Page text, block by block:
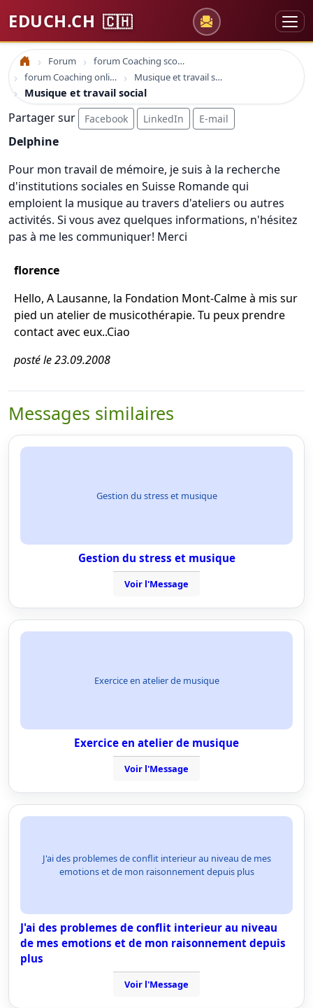
EDUCH.CH 🇨🇭
Accueil Forum
forum Coaching scolaire
forum Coaching online formation professionelle emploi education
Musique et travail social
Musique et travail social
Partager sur Facebook LinkedIn E-mail
Delphine
Pour mon travail de mémoire, je suis à la recherche
d'institutions sociales en Suisse Romande qui
emploient la musique au travers d'ateliers ou autres
activités. Si vous avez quelques informations, n'hésitez
pas à me les communiquer! Merci
florence
Hello, A Lausanne, la Fondation Mont-Calme à mis sur
pied un atelier de musicothérapie. Tu peux prendre
contact avec eux..Ciao
posté le 23.09.2008
Messages similaires
Gestion du stress et musique
Gestion du stress et musique
Voir l'Message
Exercice en atelier de musique
Exercice en atelier de musique
Voir l'Message
J'ai des problemes de conflit interieur au niveau de mes
emotions et de mon raisonnement depuis plus
J'ai des problemes de conflit interieur au niveau
de mes emotions et de mon raisonnement depuis
plus
Voir l'Message